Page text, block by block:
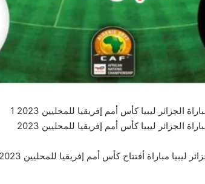
الجزائر ليبيا كأس أمم إفريقيا للمحليين 2023 1
الجزائر ليبيا كأس أمم إفريقيا للمحليين 2023